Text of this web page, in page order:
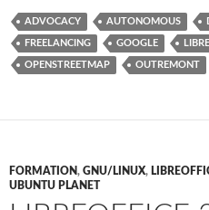
ADVOCACY AUTONOMOUS
FREELANCING GOOGLE LIBRE
OPENSTREETMAP OUTREMONT
FORMATION, GNU/LINUX,
UBUNTU PLANET